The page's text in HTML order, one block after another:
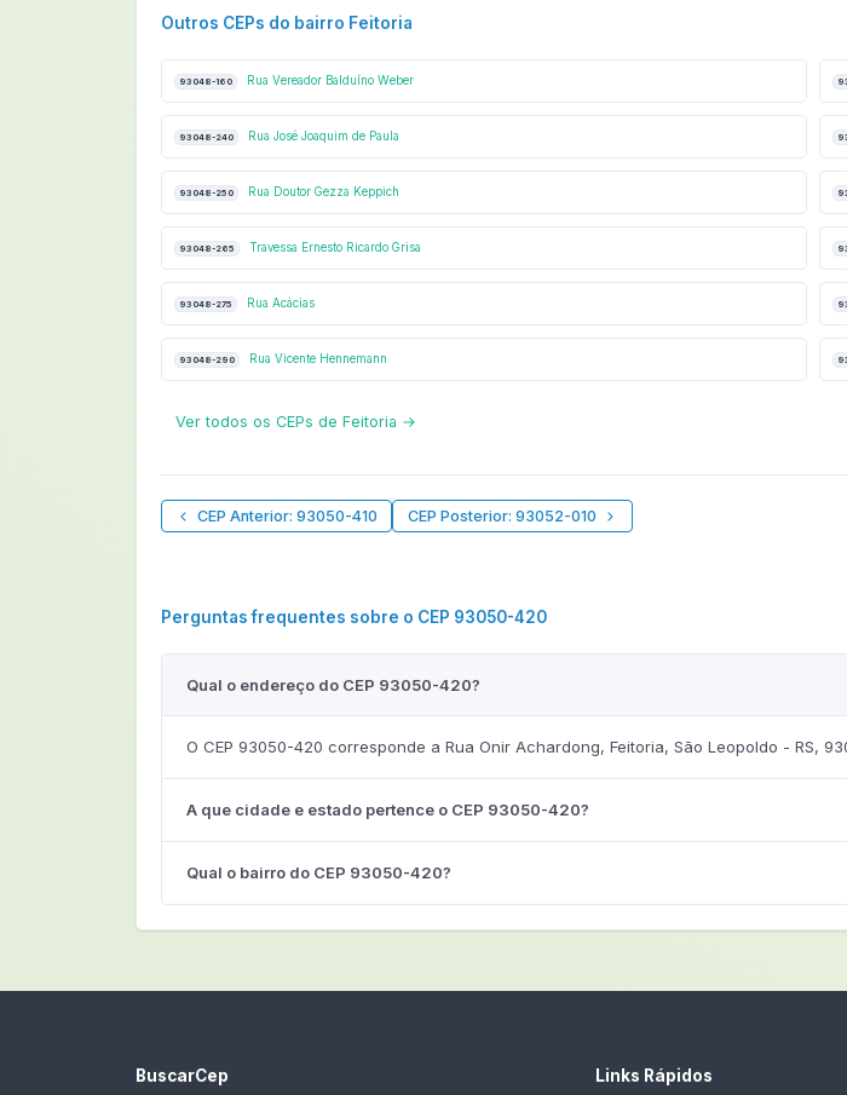
Outros CEPs do bairro Feitoria
93048-160 Rua Vereador Balduíno Weber
93048-240 Rua José Joaquim de Paula
93048-250 Rua Doutor Gezza Keppich
93048-265 Travessa Ernesto Ricardo Grisa
93048-275 Rua Acácias
93048-290 Rua Vicente Hennemann
Ver todos os CEPs de Feitoria →
CEP Anterior: 93050-410 CEP Posterior: 93052-010
Perguntas frequentes sobre o CEP 93050-420
Qual o endereço do CEP 93050-420?
O CEP 93050-420 corresponde a Rua Onir Achardong, Feitoria, São Leopoldo - RS,
A que cidade e estado pertence o CEP 93050-420?
Qual o bairro do CEP 93050-420?
BuscarCep Links Rápidos